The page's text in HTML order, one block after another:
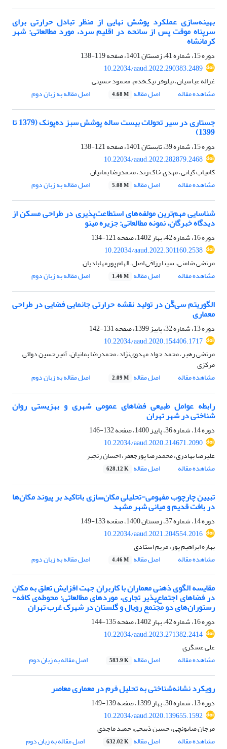
بهینه‌سازی عملکرد پوشش نهایی از منظر تبادل حرارتی برای
سرپناه موقت پس از سانحه در اقلیم سرد، مورد مطالعاتی: شهر
کرمانشاه
دوره 15، شماره 41، زمستان 1401، صفحه
119-138
10.22034/aaud.2022.290383.2489
غزاله عباسیان، نیلوفر نیک‌قدم، محمود حسینی
مشاهده مقاله
اصل مقاله 4.68 M اصل مقاله به زبان دوم
جستاری در سیر تحولات بیست ساله پوشش سبز ده‌پونک (1379 تا
1399)
دوره 15، شماره 39، تابستان 1401، صفحه
121-138
10.22034/aaud.2022.282879.2468
کامیاب کیانی، مهدی خاک زند، محمدرضا بمانیان
مشاهده مقاله
اصل مقاله 5.08 M اصل مقاله به زبان دوم
شناسایی مهم‌ترین مولفه‌های استطاعت‌پذیری در طراحی مسکن از
دیدگاه خبرگان، نمونه مطالعاتی: جزیره مینو
دوره 16، شماره 42، بهار 1402، صفحه
121-134
10.22034/aaud.2022.301160.2538
مرتضی ضامنی، سینا رزاقی اصل، الهام پورمهابادیان
مشاهده مقاله
اصل مقاله 1.46 M اصل مقاله به زبان دوم
الگوریتم سی‌گَن در تولید نقشه حرارتی جانمایی فضایی در طراحی
معماری
دوره 13، شماره 32، پاییز 1399، صفحه
131-142
10.22034/aaud.2020.154406.1717
مرتضی رهبر، محمد جواد مهدوی‌نژاد، محمدرضا بمانیان، آمیرحسین دوائی
مرکزی
مشاهده مقاله
اصل مقاله 2.09 M اصل مقاله به زبان دوم
رابطه عوامل طبیعی فضاهای عمومی شهری و بهزیستی روان
شناختی در شهر تهران
دوره 14، شماره 36، پاییز 1400، صفحه
132-146
10.22034/aaud.2020.214671.2090
علیرضا بهادری، محمدرضا پورجعفر، احسان رنجبر
مشاهده مقاله
اصل مقاله 628.12 K
تبیین چارچوب مفهومی-تحلیلی مکان‌سازی باتاکید بر پیوند مکان‌ها
در بافت قدیم و میانی شهر مشهد
دوره 14، شماره 37، زمستان 1400، صفحه
133-149
10.22034/aaud.2021.204554.2016
بهاره ابراهیم پور، مریم استادی
مشاهده مقاله
اصل مقاله 4.46 M اصل مقاله به زبان دوم
مقایسه الگوی ذهنی معماران با کاربران جهت افزایش تعلق به مکان
در فضاهای اجتماع‌پذیر تجاری، موردهای مطالعاتی: محوطه‌ی کافه-
رستوران‌های دو مجتمع رویال و گلستان در شهرک غرب تهران
دوره 16، شماره 42، بهار 1402، صفحه
135-144
10.22034/aaud.2023.271382.2414
علی عسگری
مشاهده مقاله
اصل مقاله 583.9 K اصل مقاله به زبان دوم
رویکرد نشانه‌شناختی به تحلیل فرم در معماری معاصر
دوره 13، شماره 30، بهار 1399، صفحه
139-149
10.22034/aaud.2020.139655.1592
مرجان صابونچی، حسین ذبیحی، حمید ماجدی
مشاهده مقاله
اصل مقاله 632.02 K اصل مقاله به زبان دوم